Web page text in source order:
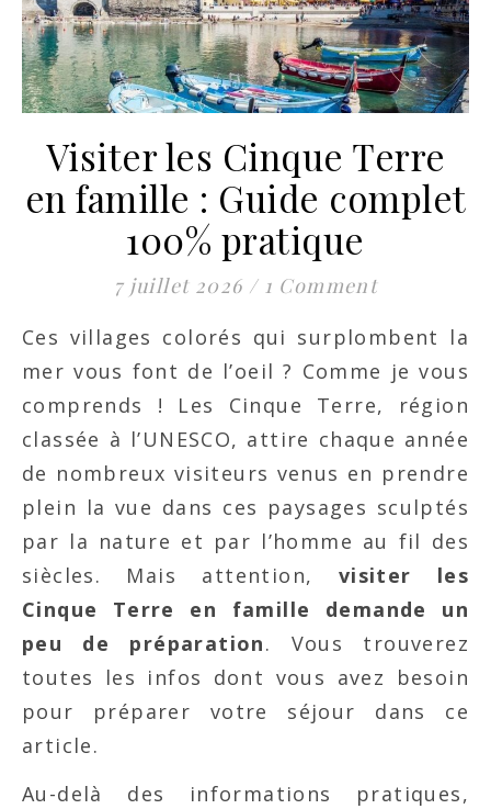
Visiter les Cinque Terre
en famille : Guide complet
100% pratique
7 juillet 2026 / 1 Comment
Ces villages colorés qui surplombent la
mer vous font de l’oeil ? Comme je vous
comprends ! Les Cinque Terre, région
classée à l’UNESCO, attire chaque année
de nombreux visiteurs venus en prendre
plein la vue dans ces paysages sculptés
par la nature et par l’homme au fil des
siècles. Mais attention, visiter les
Cinque Terre en famille demande un
peu de préparation. Vous trouverez
toutes les infos dont vous avez besoin
pour préparer votre séjour dans ce
article.
Au-delà des informations pratiques,